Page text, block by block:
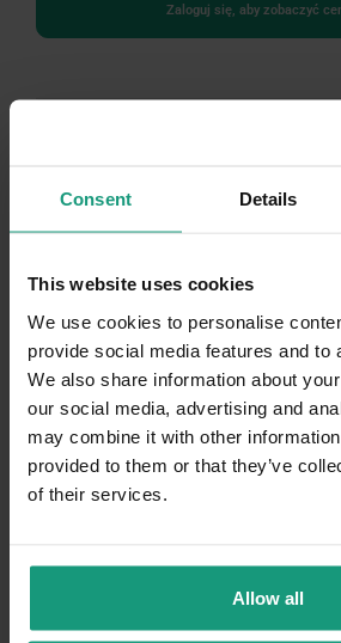
Consent Details
This website uses cookies
We use cookies to personalise
provide social media features and to
We also share information about
our social media, advertising and
may combine it with other
provided to them or that they’ve
of their services.
Allow all
Zaloguj się, aby zobaczyć